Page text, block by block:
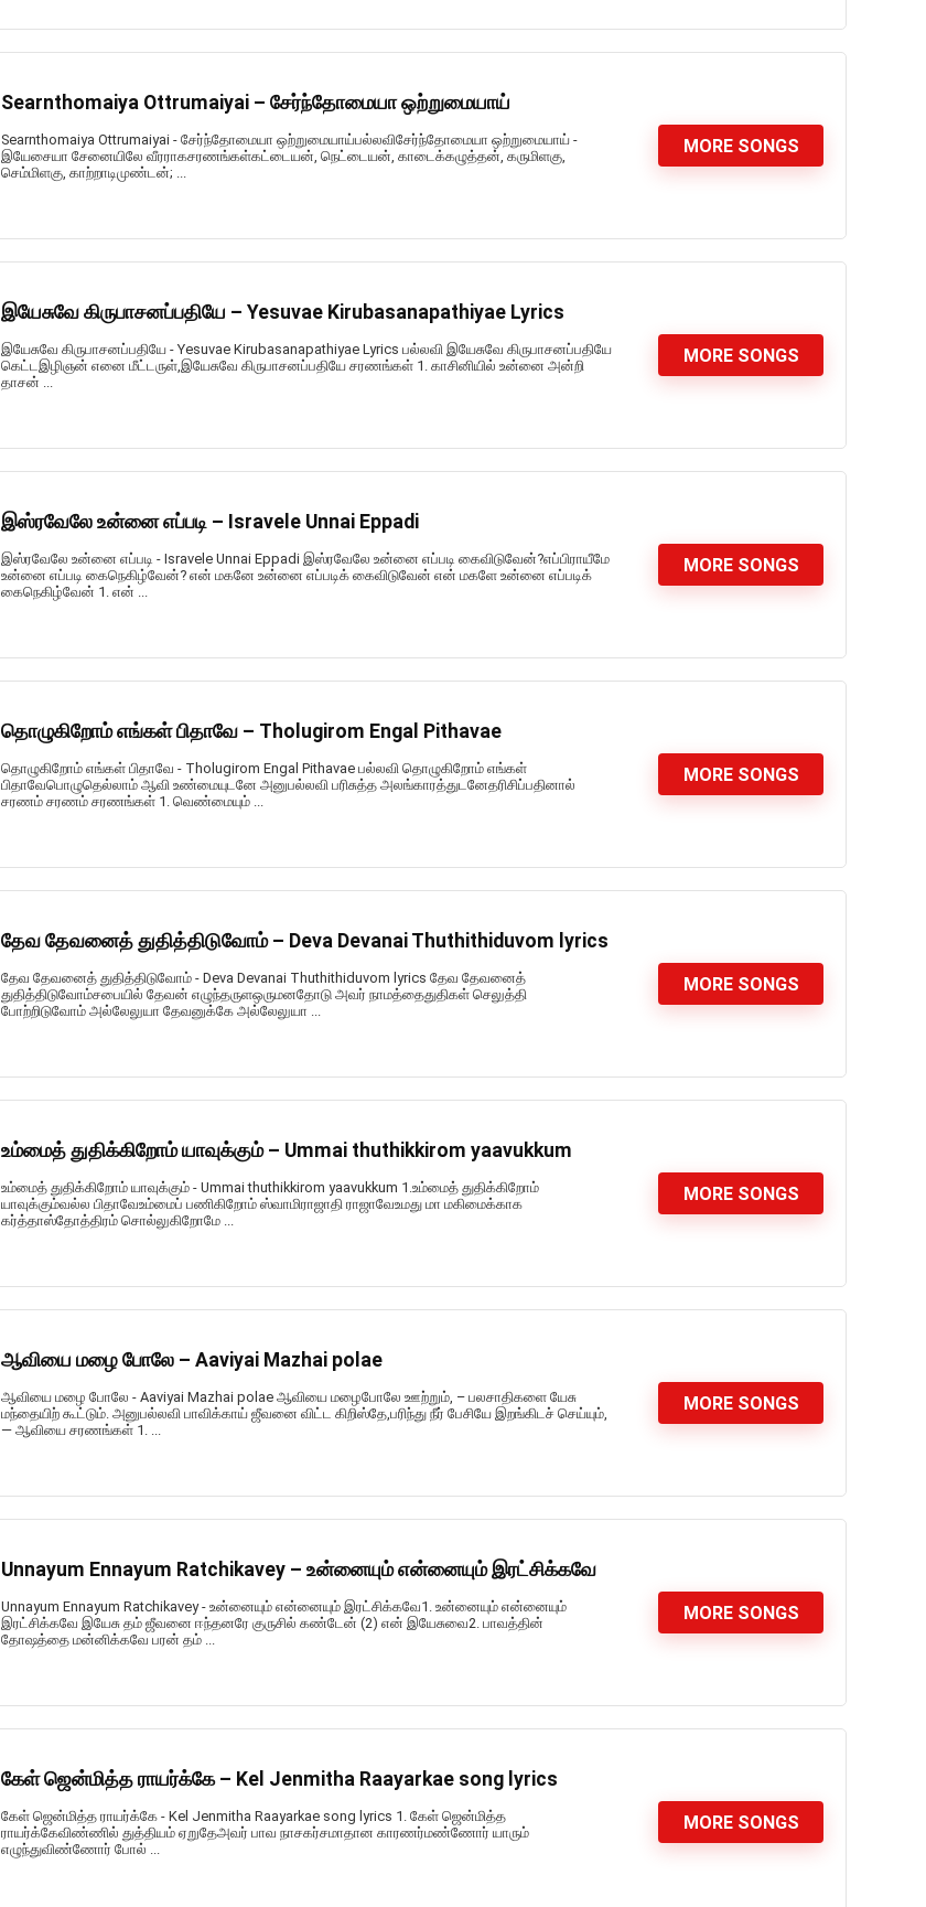
Searnthomaiya Ottrumaiyai – சேர்ந்தோமையா ஒற்றுமையாய்
Searnthomaiya Ottrumaiyai - சேர்ந்தோமையா ஒற்றுமையாய்பல்லவிசேர்ந்தோமையா ஒற்றுமையாய் -
இயேசையா சேனையிலே வீரராகசரணங்கள்கட்டையன், நெட்டையன், காடைக்கழுத்தன், கருமிளகு,
செம்மிளகு, காற்றாடிமுண்டன்; ...
MORE SONGS
இயேசுவே கிருபாசனப்பதியே – Yesuvae Kirubasanapathiyae Lyrics
இயேசுவே கிருபாசனப்பதியே - Yesuvae Kirubasanapathiyae Lyrics பல்லவி இயேசுவே கிருபாசனப்பதியே
கெட்டஇழிஞன் எனை மீட்டருள்,இயேசுவே கிருபாசனப்பதியே சரணங்கள் 1. காசினியில் உன்னை அன்றி
தாசன் ...
MORE SONGS
இஸ்ரவேலே உன்னை எப்படி – Isravele Unnai Eppadi
இஸ்ரவேலே உன்னை எப்படி - Isravele Unnai Eppadi இஸ்ரவேலே உன்னை எப்படி கைவிடுவேன்?எப்பிராயீமே
உன்னை எப்படி கைநெகிழ்வேன்? என் மகனே உன்னை எப்படிக் கைவிடுவேன் என் மகளே உன்னை எப்படிக்
கைநெகிழ்வேன் 1. என் ...
MORE SONGS
தொழுகிறோம் எங்கள் பிதாவே – Tholugirom Engal Pithavae
தொழுகிறோம் எங்கள் பிதாவே - Tholugirom Engal Pithavae பல்லவி தொழுகிறோம் எங்கள்
பிதாவேபொழுதெல்லாம் ஆவி உண்மையுடனே அனுபல்லவி பரிசுத்த அலங்காரத்துடனேதரிசிப்பதினால்
சரணம் சரணம் சரணங்கள் 1. வெண்மையும் ...
MORE SONGS
தேவ தேவனைத் துதித்திடுவோம் – Deva Devanai Thuthithiduvom lyrics
தேவ தேவனைத் துதித்திடுவோம் - Deva Devanai Thuthithiduvom lyrics தேவ தேவனைத்
துதித்திடுவோம்சபையில் தேவன் எழுந்தருளஒருமனதோடு அவர் நாமத்தைதுதிகள் செலுத்தி
போற்றிடுவோம் அல்லேலுயா தேவனுக்கே அல்லேலுயா ...
MORE SONGS
உம்மைத் துதிக்கிறோம் யாவுக்கும் – Ummai thuthikkirom yaavukkum
உம்மைத் துதிக்கிறோம் யாவுக்கும் - Ummai thuthikkirom yaavukkum 1.உம்மைத் துதிக்கிறோம்
யாவுக்கும்வல்ல பிதாவேஉம்மைப் பணிகிறோம் ஸ்வாமிராஜாதி ராஜாவேஉமது மா மகிமைக்காக
கர்த்தாஸ்தோத்திரம் சொல்லுகிறோமே ...
MORE SONGS
ஆவியை மழை போலே – Aaviyai Mazhai polae
ஆவியை மழை போலே - Aaviyai Mazhai polae ஆவியை மழைபோலே ஊற்றும், – பலசாதிகளை யேசு
மந்தையிற் கூட்டும். அனுபல்லவி பாவிக்காய் ஜீவனை விட்ட கிறிஸ்தே,பரிந்து நீர் பேசியே இறங்கிடச் செய்யும்,
— ஆவியை சரணங்கள் 1. ...
MORE SONGS
Unnayum Ennayum Ratchikavey – உன்னையும் என்னையும் இரட்சிக்கவே
Unnayum Ennayum Ratchikavey - உன்னையும் என்னையும் இரட்சிக்கவே1. உன்னையும் என்னையும்
இரட்சிக்கவே இயேசு தம் ஜீவனை ஈந்தனரே குருசில் கண்டேன் (2) என் இயேசுவை2. பாவத்தின்
தோஷத்தை மன்னிக்கவே பரன் தம் ...
MORE SONGS
கேள் ஜென்மித்த ராயர்க்கே – Kel Jenmitha Raayarkae song lyrics
கேள் ஜென்மித்த ராயர்க்கே - Kel Jenmitha Raayarkae song lyrics 1. கேள் ஜென்மித்த
ராயர்க்கேவிண்ணில் துத்தியம் ஏறுதேஅவர் பாவ நாசகர்சமாதான காரணர்மண்ணோர் யாரும்
எழுந்துவிண்ணோர் போல் ...
MORE SONGS